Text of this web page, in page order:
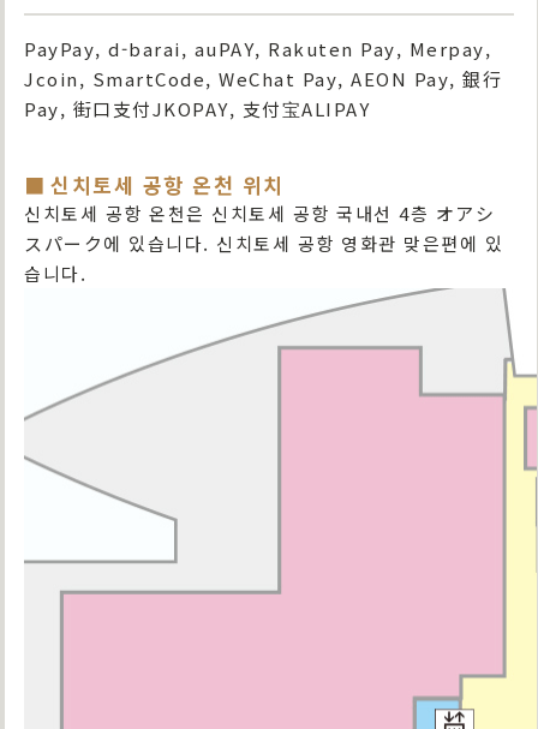
PayPay, d-barai, auPAY, Rakuten Pay, Merpay,
Jcoin, SmartCode, WeChat Pay, AEON Pay, 銀行
Pay, 街口支付JKOPAY, 支付宝ALIPAY
신치토세 공항 온천 위치
신치토세 공항 온천은 신치토세 공항 국내선 4층 オアシ
スパーク에 있습니다. 신치토세 공항 영화관 맞은편에 있
습니다.